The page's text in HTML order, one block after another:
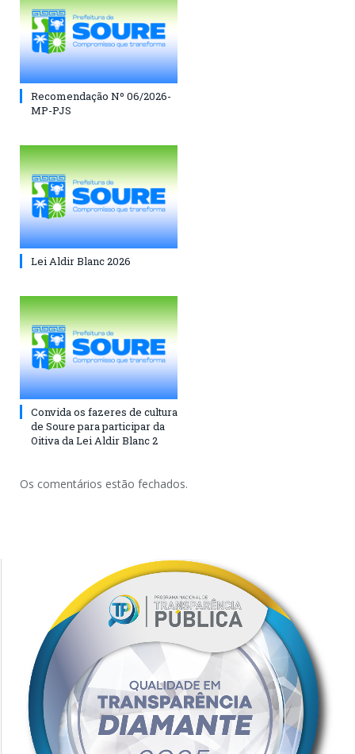
Recomendação Nº 06/2026-
MP-PJS
Lei Aldir Blanc 2026
Convida os fazeres de cultura
de Soure para participar da
Oitiva da Lei Aldir Blanc 2
Os comentários estão fechados.